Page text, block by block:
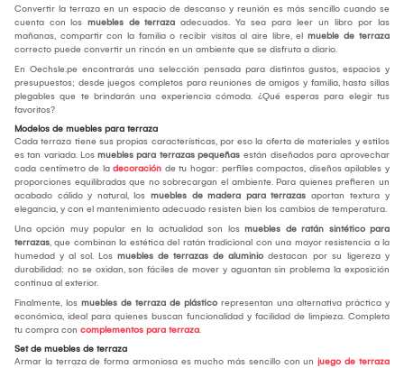
Convertir la terraza en un espacio de descanso y reunión es más sencillo cuando se
cuenta con los muebles de terraza adecuados. Ya sea para leer un libro por las
mañanas, compartir con la familia o recibir visitas al aire libre, el mueble de terraza
correcto puede convertir un rincón en un ambiente que se disfruta a diario.
En Oechsle.pe encontrarás una selección pensada para distintos gustos, espacios y
presupuestos; desde juegos completos para reuniones de amigos y familia, hasta sillas
plegables que te brindarán una experiencia cómoda. ¿Qué esperas para elegir tus
favoritos?
Modelos de muebles para terraza
Cada terraza tiene sus propias características, por eso la oferta de materiales y estilos
es tan variada. Los muebles para terrazas pequeñas están diseñados para aprovechar
cada centímetro de la decoración de tu hogar: perfiles compactos, diseños apilables y
proporciones equilibradas que no sobrecargan el ambiente. Para quienes prefieren un
acabado cálido y natural, los muebles de madera para terrazas aportan textura y
elegancia, y con el mantenimiento adecuado resisten bien los cambios de temperatura.
Una opción muy popular en la actualidad son los muebles de ratán sintético para
terrazas, que combinan la estética del ratán tradicional con una mayor resistencia a la
humedad y al sol. Los muebles de terrazas de aluminio destacan por su ligereza y
durabilidad: no se oxidan, son fáciles de mover y aguantan sin problema la exposición
continua al exterior.
Finalmente, los muebles de terraza de plástico representan una alternativa práctica y
económica, ideal para quienes buscan funcionalidad y facilidad de limpieza. Completa
tu compra con complementos para terraza.
Set de muebles de terraza
Armar la terraza de forma armoniosa es mucho más sencillo con un juego de terraza